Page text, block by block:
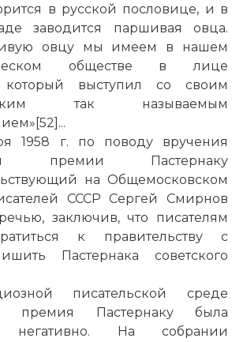
в русской пословице, и в
заводится паршивая овца.
овцу мы имеем в нашем
обществе в лице
который выступил со своим
так называемым
1958 г. по поводу вручения
премии Пастернаку
на Общемосковском
СССР Сергей Смирнов
заключив, что писателям
к правительству с
Пастернака советского
писательской среде
премия Пастернаку была
негативно. На собрании